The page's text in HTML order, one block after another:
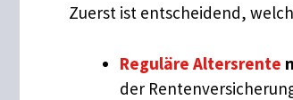
Zuerst ist entscheidend,
Reguläre Altersrente
der